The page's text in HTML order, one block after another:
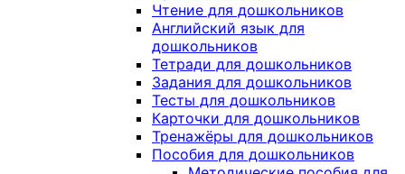
Чтение для дошкольников
Английский язык для
дошкольников
Тетради для дошкольников
Задания для дошкольников
Тесты для дошкольников
Карточки для дошкольников
Тренажёры для дошкольников
Пособия для дошкольников